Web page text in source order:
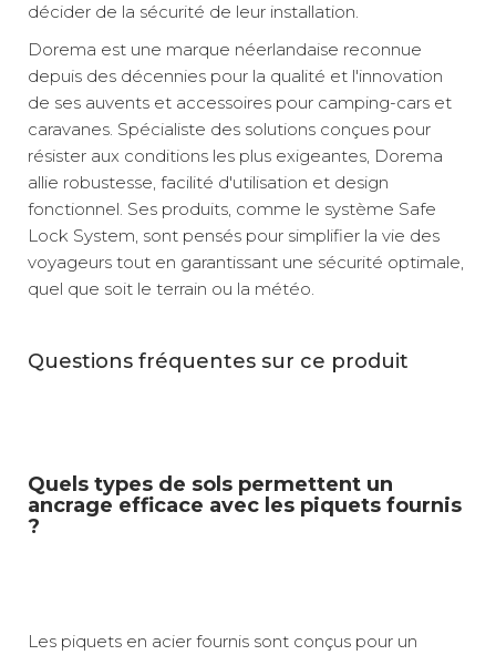
décider de la sécurité de leur installation.
Dorema est une marque néerlandaise reconnue
depuis des décennies pour la qualité et l'innovation
de ses auvents et accessoires pour camping-cars et
caravanes. Spécialiste des solutions conçues pour
résister aux conditions les plus exigeantes, Dorema
allie robustesse, facilité d'utilisation et design
fonctionnel. Ses produits, comme le système Safe
Lock System, sont pensés pour simplifier la vie des
voyageurs tout en garantissant une sécurité optimale,
quel que soit le terrain ou la météo.
Questions fréquentes sur ce produit
Quels types de sols permettent un
ancrage efficace avec les piquets fournis
?
Les piquets en acier fournis sont conçus pour un